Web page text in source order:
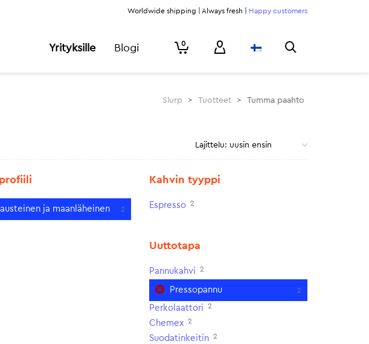
Worldwide shipping | Always fresh | Happy customers
Yrityksille Blogi 0
Slurp > Tuotteet > Tumma paahto
ja maanläheinen 2
Kahvin tyyppi
Espresso 2
Uuttotapa
Pannukahvi 2
Pressopannu 2
Perkolaattori 2
Chemex 2
Suodatinkeitin 2